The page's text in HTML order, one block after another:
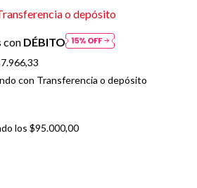
o depósito
con DÉBITO
con Transferencia o depósito
los $95.000,00